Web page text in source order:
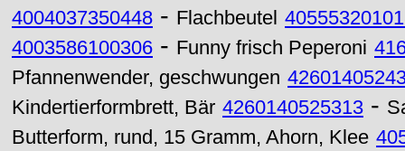
4004037350448 - Flachbeutel
4003586100306 - Funny frisch Peperoni
Pfannenwender, geschwungen
Kindertierformbrett, Bär 4260140525313 -
Butterform, rund, 15 Gramm, Ahorn, Klee